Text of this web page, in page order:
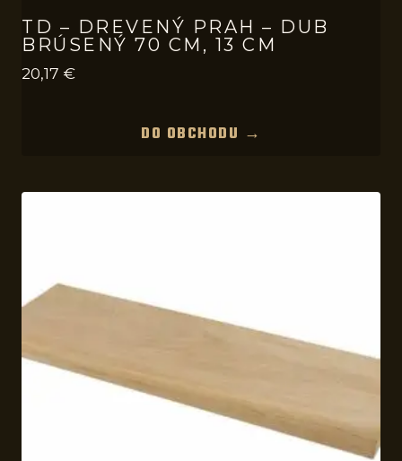
TD – DREVENÝ PRAH – DUB
BRÚSENÝ 70 CM, 13 CM
20,17 €
DO OBCHODU →